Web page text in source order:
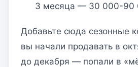
3 месяца — 30 000-90
Добавьте сюда сезонные
вы начали продавать в
до декабря — попали в